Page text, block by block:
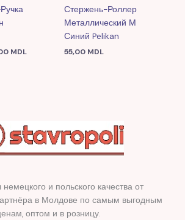
MDL
Стержень-Роллер
Металлический М
Синий Pelikan
55,00 MDL
и польского качества от
в Молдове по самым выгодным
оптом и в розницу.